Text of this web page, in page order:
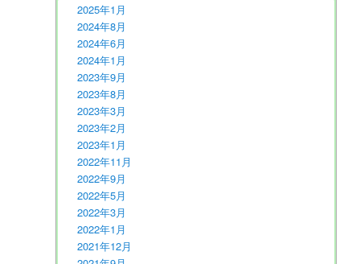
2025年1月
2024年8月
2024年6月
2024年1月
2023年9月
2023年8月
2023年3月
2023年2月
2023年1月
2022年11月
2022年9月
2022年5月
2022年3月
2022年1月
2021年12月